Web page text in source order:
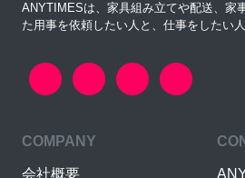
ANYTIMESは、家具組み立てや配送、家
た用事を依頼したい人と、仕事をしたい
COMPANY
会社概要